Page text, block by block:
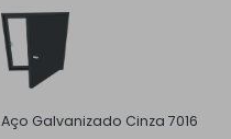
Aço Galvanizado Cinza 7016